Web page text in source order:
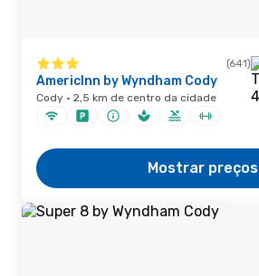
(641)
AmericInn by Wyndham Cody
Cody · 2,5 km de centro da cidade
Mostrar preços